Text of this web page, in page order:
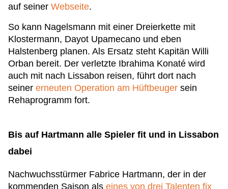
auf seiner Webseite.
So kann Nagelsmann mit einer Dreierkette mit
Klostermann, Dayot Upamecano und eben
Halstenberg planen. Als Ersatz steht Kapitän Willi
Orban bereit. Der verletzte Ibrahima Konaté wird
auch mit nach Lissabon reisen, führt dort nach
seiner erneuten Operation am Hüftbeuger sein
Rehaprogramm fort.
Bis auf Hartmann alle Spieler fit und in Lissabon
dabei
Nachwuchsstürmer Fabrice Hartmann, der in der
kommenden Saison als eines von drei Talenten fix